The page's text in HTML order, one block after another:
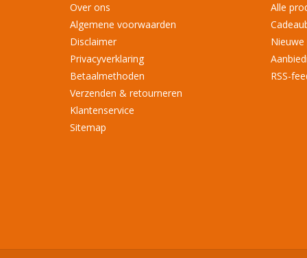
Over ons
Algemene voorwaarden
Disclaimer
Privacyverklaring
Betaalmethoden
Verzenden & retourneren
Klantenservice
Sitemap
Alle
RSS-